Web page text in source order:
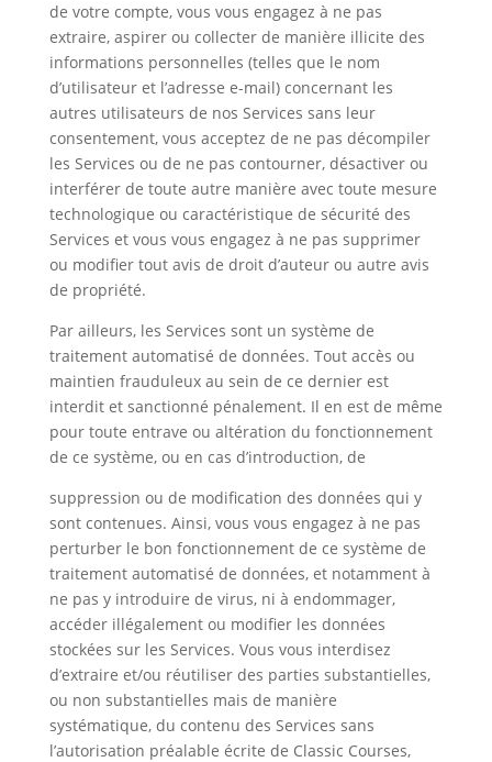
de votre compte, vous vous engagez à ne pas
extraire, aspirer ou collecter de manière illicite des
informations personnelles (telles que le nom
d’utilisateur et l’adresse e-mail) concernant les
autres utilisateurs de nos Services sans leur
consentement, vous acceptez de ne pas décompiler
les Services ou de ne pas contourner, désactiver ou
interférer de toute autre manière avec toute mesure
technologique ou caractéristique de sécurité des
Services et vous vous engagez à ne pas supprimer
ou modifier tout avis de droit d’auteur ou autre avis
de propriété.
Par ailleurs, les Services sont un système de
traitement automatisé de données. Tout accès ou
maintien frauduleux au sein de ce dernier est
interdit et sanctionné pénalement. Il en est de même
pour toute entrave ou altération du fonctionnement
de ce système, ou en cas d’introduction, de
suppression ou de modification des données qui y
sont contenues. Ainsi, vous vous engagez à ne pas
perturber le bon fonctionnement de ce système de
traitement automatisé de données, et notamment à
ne pas y introduire de virus, ni à endommager,
accéder illégalement ou modifier les données
stockées sur les Services. Vous vous interdisez
d’extraire et/ou réutiliser des parties substantielles,
ou non substantielles mais de manière
systématique, du contenu des Services sans
l’autorisation préalable écrite de Classic Courses,